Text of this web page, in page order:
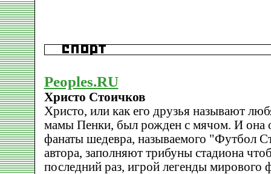
Peoples.RU
Христо Стоичков
Христо, или как его друзья называют
мамы Пенки, был рожден с мячом. И она
фанаты шедевра, называемого "Футбол
автора, заполняют трибуны стадиона
последний раз, игрой легенды мирового